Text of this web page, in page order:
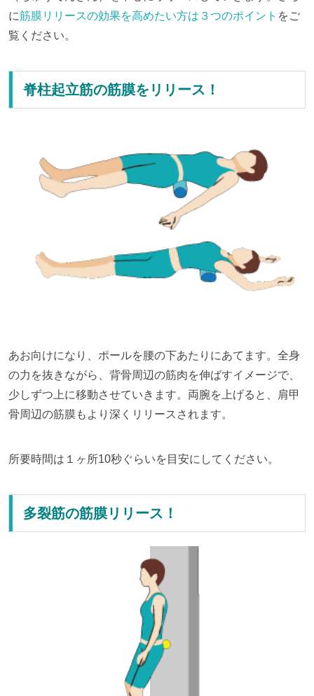
に筋膜リリースの効果を高めたい方は３つのポイント をご
覧ください。
脊柱起立筋の筋膜をリリース！
あお向けになり、ポールを腰の下あたりにあてます。全身
の力を抜きながら、背骨周辺の筋肉を伸ばすイメージで、
少しずつ上に移動させていきます。両腕を上げると、肩甲
骨周辺の筋膜もより深くリリースされます。
所要時間は１ヶ所10秒ぐらいを目安にしてください。
多裂筋の筋膜リリース！